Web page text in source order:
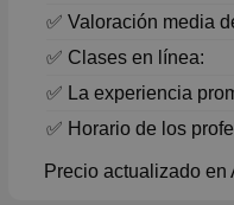
✅ Valoración media
✅ Clases en línea:
✅ La experiencia
✅ Horario de los
Precio actualizado en